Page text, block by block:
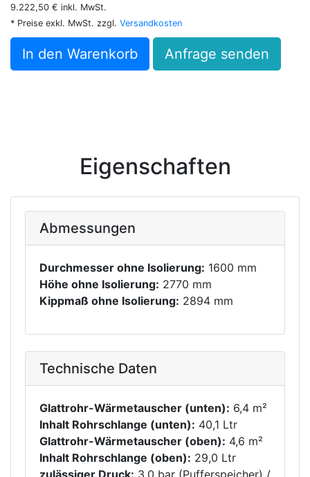
9.222,50 € inkl. MwSt.
* Preise exkl. MwSt. zzgl. Versandkosten
In den Warenkorb Anfrage senden
Eigenschaften
Abmessungen
Durchmesser ohne Isolierung: 1600 mm
Höhe ohne Isolierung: 2770 mm
Kippmaß ohne Isolierung: 2894 mm
Technische Daten
Glattrohr-Wärmetauscher (unten): 6,4 m²
Inhalt Rohrschlange (unten): 40,1 Ltr
Glattrohr-Wärmetauscher (oben): 4,6 m²
Inhalt Rohrschlange (oben): 29,0 Ltr
zulässiger Druck: 3,0 bar (Pufferspeicher) /